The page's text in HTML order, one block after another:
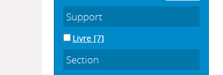
Support
Livre [7]
Section